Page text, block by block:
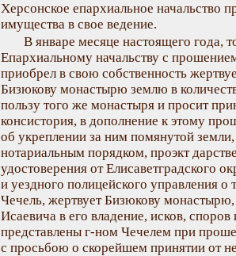
Херсонское епархиальное начальство
имущества в свое ведение.
В январе месяце настоящего года,
Епархиальному начальству с
приобрел в свою собственность
Бизюкову монастырю землю в
пользу того же монастыря и просит
консистория, в дополнение к этому
об укреплении за ним помянутой
нотариальным порядком, проэкт
удостоверения от Елисаветградского
и уездного полицейского управления
Чечель, жертвует Бизюкову
Исаевича в его владение, исков,
представлены г-ном Чечелем при
с просьбою о скорейшем принятии от